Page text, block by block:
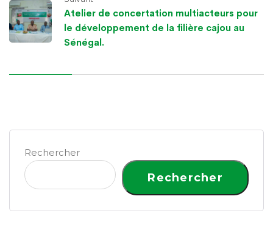
Atelier de concertation multiacteurs pour
le développement de la filière cajou au
Sénégal.
Rechercher
Rechercher